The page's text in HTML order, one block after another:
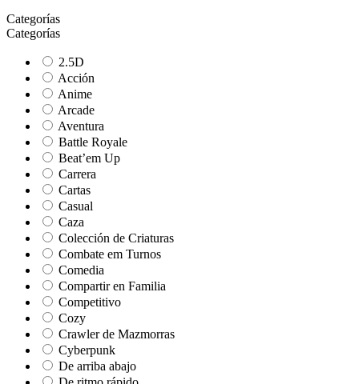
Categorías
Categorías
2.5D
Acción
Anime
Arcade
Aventura
Battle Royale
Beat’em Up
Carrera
Cartas
Casual
Caza
Colección de Criaturas
Combate em Turnos
Comedia
Compartir en Familia
Competitivo
Cozy
Crawler de Mazmorras
Cyberpunk
De arriba abajo